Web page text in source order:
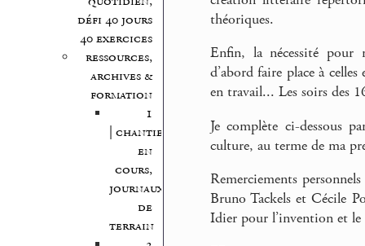
défi 40 jours
40 exercices
ressources,
archives &
formation
1
| chantiers
en
cours,
journaux
de
terrain
théoriques.
Enfin, la nécessité pour
d’abord faire place à
en travail... Les soirs des
Je complète ci-dessous
culture, au terme de ma
Remerciements
Bruno Tackels et Cécile
Idier pour l’invention et le